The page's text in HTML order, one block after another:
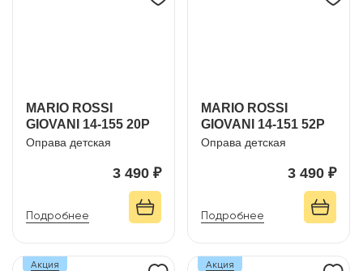
MARIO ROSSI
GIOVANI 14-155 20P
Оправа детская
3 490 ₽
Подробнее
MARIO ROSSI
GIOVANI 14-151 52P
Оправа детская
3 490 ₽
Подробнее
Акция Акция